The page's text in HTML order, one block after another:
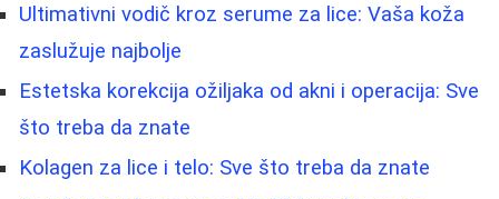
Ultimativni vodič kroz serume za lice: Vaša koža
zaslužuje najbolje
Estetska korekcija ožiljaka od akni i operacija: Sve
što treba da znate
Kolagen za lice i telo: Sve što treba da znate